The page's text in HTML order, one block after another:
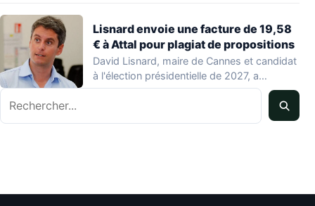
Lisnard envoie une facture de 19,58
€ à Attal pour plagiat de propositions
David Lisnard, maire de Cannes et candidat
à l'élection présidentielle de 2027, a
accusé…
Rechercher